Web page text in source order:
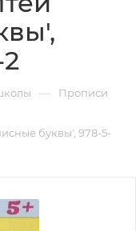
— Прописи
буквы', 978-5-